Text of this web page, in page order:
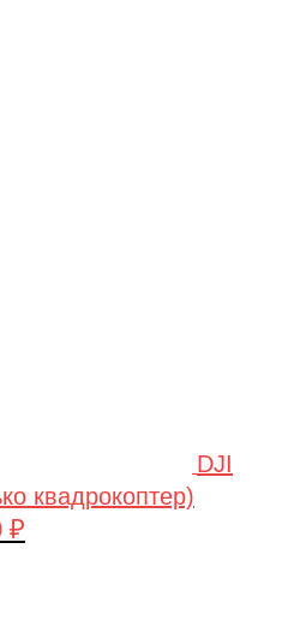
DJI
квадрокоптер)
₽